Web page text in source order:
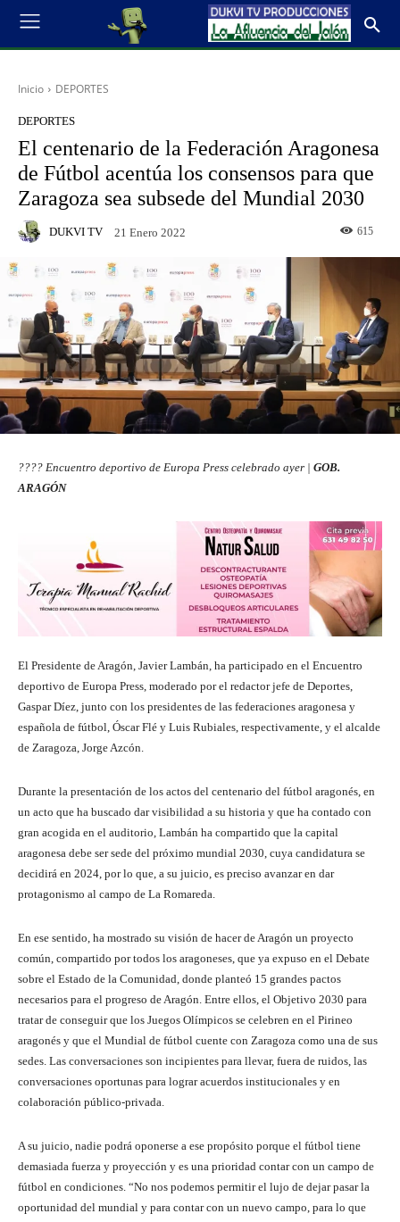
Inicio DEPORTES
DEPORTES
El centenario de la Federación Aragonesa
de Fútbol acentúa los consensos para que
Zaragoza sea subsede del Mundial 2030
DUKVI TV 21 Enero 2022 615
???? Encuentro deportivo de Europa Press celebrado ayer | GOB.
ARAGÓN
El Presidente de Aragón, Javier Lambán, ha participado en el Encuentro
deportivo de Europa Press, moderado por el redactor jefe de Deportes,
Gaspar Díez, junto con los presidentes de las federaciones aragonesa y
española de fútbol, Óscar Flé y Luis Rubiales, respectivamente, y el alcalde
de Zaragoza, Jorge Azcón.
Durante la presentación de los actos del centenario del fútbol aragonés, en
un acto que ha buscado dar visibilidad a su historia y que ha contado con
gran acogida en el auditorio, Lambán ha compartido que la capital
aragonesa debe ser sede del próximo mundial 2030, cuya candidatura se
decidirá en 2024, por lo que, a su juicio, es preciso avanzar en dar
protagonismo al campo de La Romareda.
En ese sentido, ha mostrado su visión de hacer de Aragón un proyecto
común, compartido por todos los aragoneses, que ya expuso en el Debate
sobre el Estado de la Comunidad, donde planteó 15 grandes pactos
necesarios para el progreso de Aragón. Entre ellos, el Objetivo 2030 para
tratar de conseguir que los Juegos Olímpicos se celebren en el Pirineo
aragonés y que el Mundial de fútbol cuente con Zaragoza como una de sus
sedes. Las conversaciones son incipientes para llevar, fuera de ruidos, las
conversaciones oportunas para lograr acuerdos institucionales y en
colaboración público-privada.
A su juicio, nadie podrá oponerse a ese propósito porque el fútbol tiene
demasiada fuerza y proyección y es una prioridad contar con un campo de
fútbol en condiciones. “No nos podemos permitir el lujo de dejar pasar la
oportunidad del mundial y para contar con un nuevo campo, para lo que